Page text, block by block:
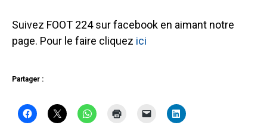
Suivez FOOT 224 sur facebook en aimant notre
page. Pour le faire cliquez ici
Partager :